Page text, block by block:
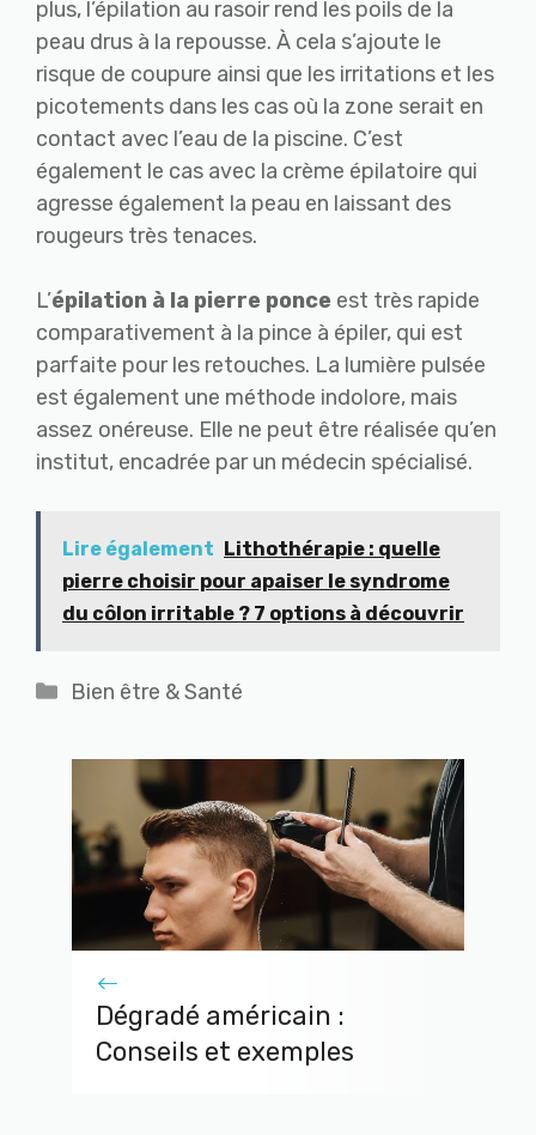
plus, l’épilation au rasoir rend les poils de la
peau drus à la repousse. À cela s’ajoute le
risque de coupure ainsi que les irritations et les
picotements dans les cas où la zone serait en
contact avec l’eau de la piscine. C’est
également le cas avec la crème épilatoire qui
agresse également la peau en laissant des
rougeurs très tenaces.
L’épilation à la pierre ponce est très rapide
comparativement à la pince à épiler, qui est
parfaite pour les retouches. La lumière pulsée
est également une méthode indolore, mais
assez onéreuse. Elle ne peut être réalisée qu’en
institut, encadrée par un médecin spécialisé.
Lire également Lithothérapie : quelle
pierre choisir pour apaiser le syndrome
du côlon irritable ? 7 options à découvrir
Catégories
Bien être & Santé
Dégradé américain :
Conseils et exemples